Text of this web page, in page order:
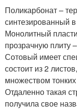
Поликарбонат –
синтезированный
Монолитный
прозрачную плиту
Сотовый имеет
состоит из 2
множеством
Отдаленно такая
получила свое